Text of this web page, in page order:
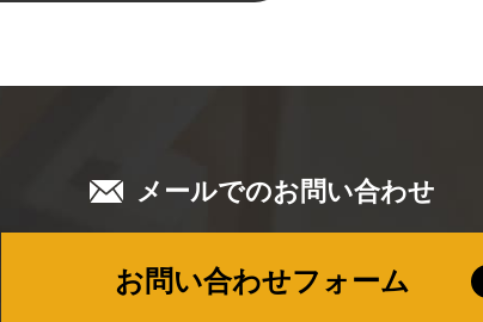
メールでのお問い合わせ
お問い合わせフォーム